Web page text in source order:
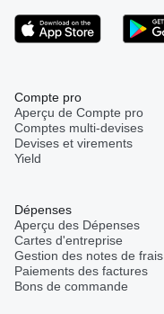
Compte pro
Aperçu de Compte pro
Comptes multi-devises
Devises et virements
Yield
Dépenses
Aperçu des Dépenses
Cartes d'entreprise
Gestion des notes de frais
Paiements des factures
Bons de commande